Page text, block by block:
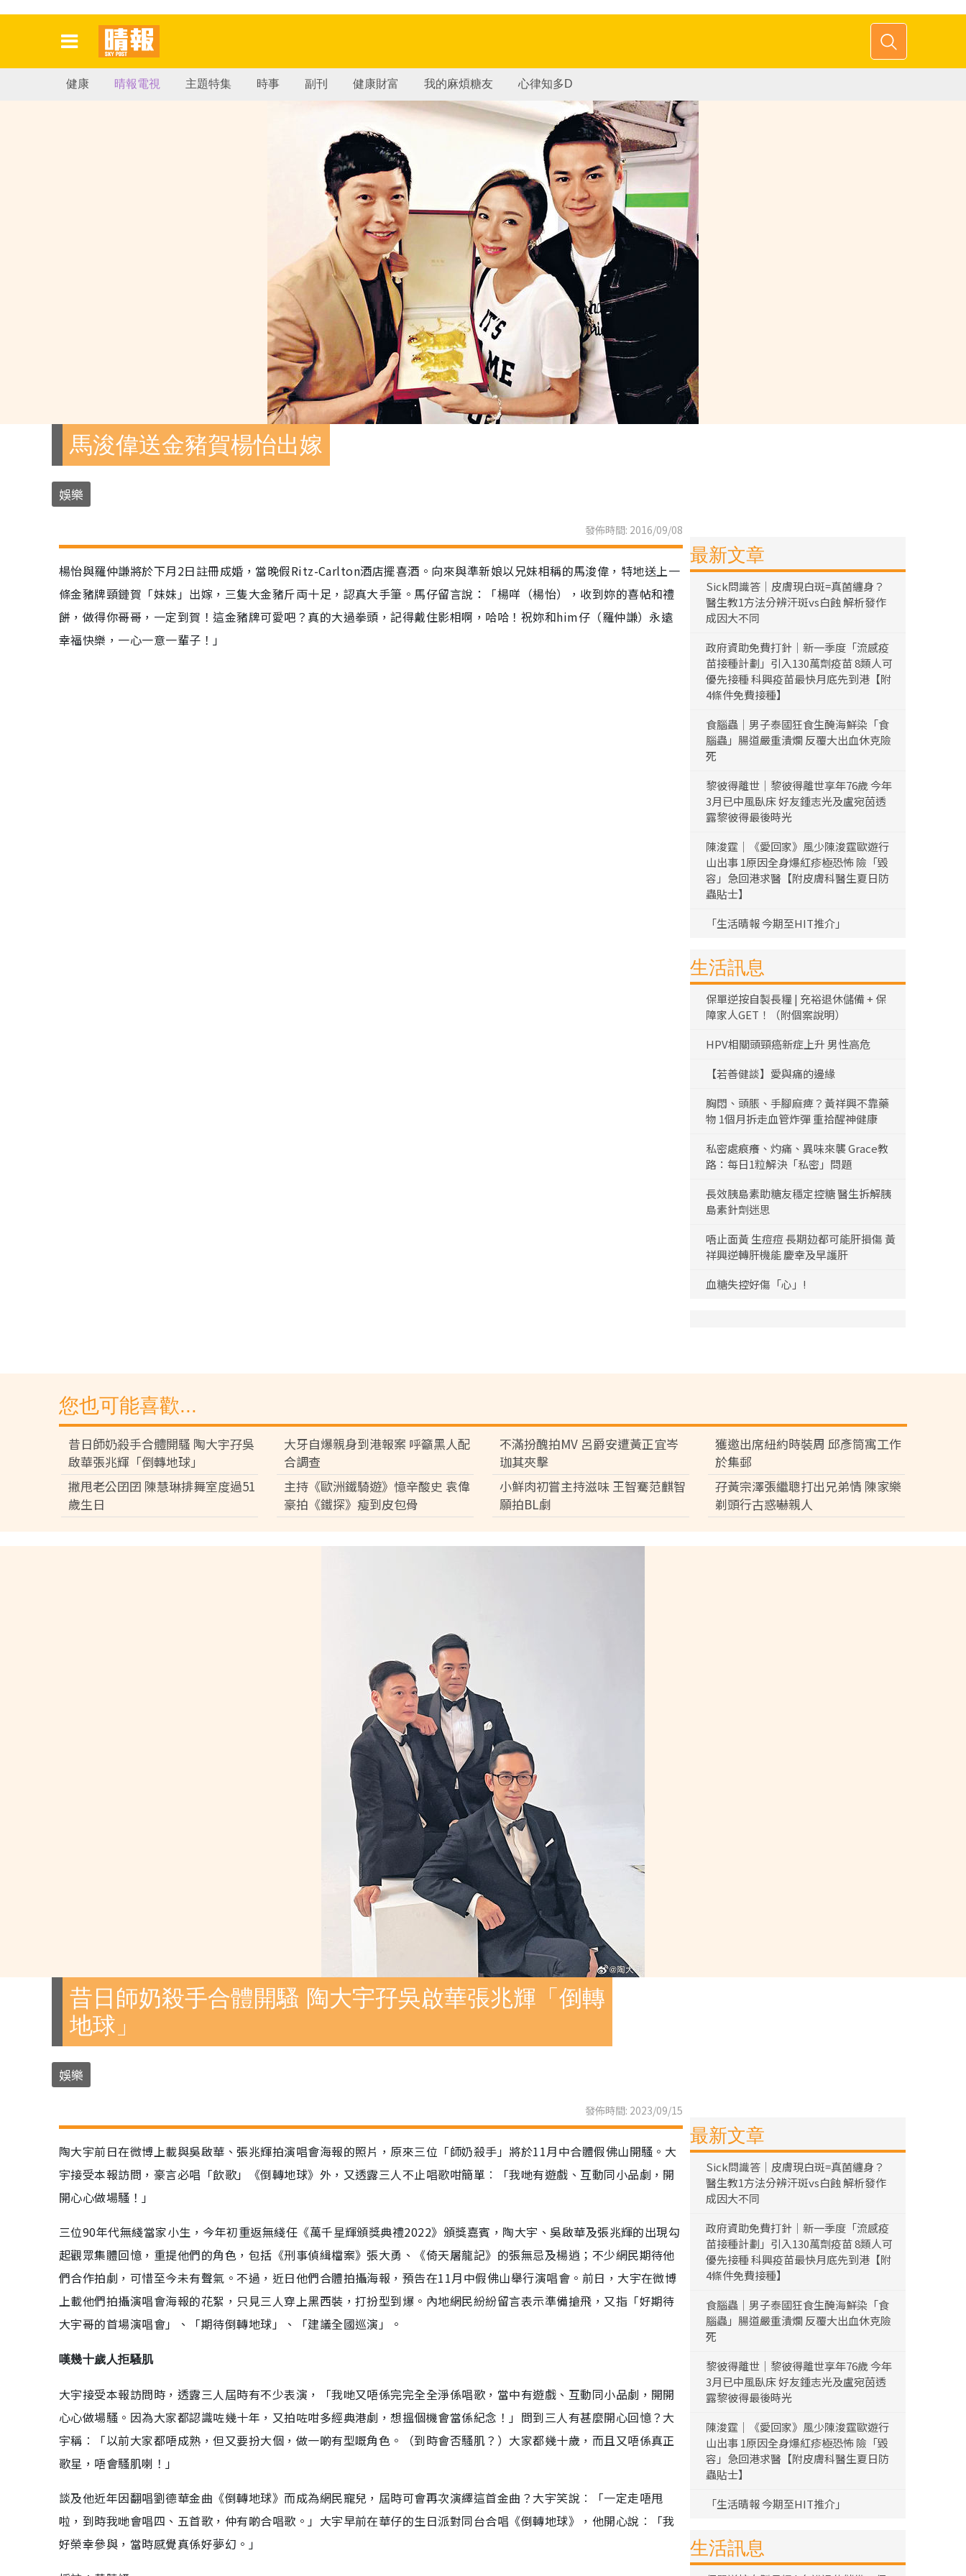
健康 晴報電視 主題特集 時事 副刊 健康財富 我的麻煩糖友 心律知多D
馬浚偉送金豬賀楊怡出嫁
娛樂
發佈時間: 2016/09/08
楊怡與羅仲謙將於下月2日註冊成婚，當晚假Ritz-Carlton酒店擺喜酒。向來與準新娘以兄妹相稱的馬浚偉，特地送上一
條金豬牌頸鏈賀「妹妹」出嫁，三隻大金豬斤両十足，認真大手筆。馬仔留言說：「楊咩（楊怡），收到妳的喜帖和禮
餅，做得你哥哥，一定到賀！這金豬牌可愛吧？真的大過拳頭，記得戴住影相啊，哈哈！祝妳和him仔（羅仲謙）永遠
幸福快樂，一心一意一輩子！」
最新文章
Sick問識答｜皮膚現白斑=真菌纏身？
醫生教1方法分辨汗斑vs白蝕 解析發作
成因大不同
政府資助免費打針｜新一季度「流感疫
苗接種計劃」引入130萬劑疫苗 8類人可
優先接種 科興疫苗最快月底先到港【附
4條件免費接種】
食腦蟲｜男子泰國狂食生醃海鮮染「食
腦蟲」腸道嚴重潰爛 反覆大出血休克險
死
黎彼得離世｜黎彼得離世享年76歲 今年
3月已中風臥床 好友鍾志光及盧宛茵透
露黎彼得最後時光
陳浚霆｜《愛回家》風少陳浚霆歐遊行
山出事 1原因全身爆紅疹極恐怖 險「毀
容」急回港求醫【附皮膚科醫生夏日防
蟲貼士】
「生活晴報 今期至HIT推介」
生活訊息
保單逆按自製長糧 | 充裕退休儲備 + 保
障家人GET！（附個案說明）
HPV相關頭頸癌新症上升 男性高危
【若善健談】愛與痛的邊緣
胸悶、頭脹、手腳麻痺？黃祥興不靠藥
物 1個月拆走血管炸彈 重拾醒神健康
私密處痕癢、灼痛、異味來襲 Grace教
路：每日1粒解決「私密」問題
長效胰島素助糖友穩定控糖 醫生拆解胰
島素針劑迷思
唔止面黃 生痘痘 長期攰都可能肝損傷 黃
祥興逆轉肝機能 慶幸及早護肝
血糖失控好傷「心」!
您也可能喜歡...
昔日師奶殺手合體開騷 陶大宇孖吳
啟華張兆輝「倒轉地球」
大牙自爆親身到港報案 呼籲黑人配
合調查
不滿扮醜拍MV 呂爵安遭黃正宜岑
珈其夾擊
獲邀出席紐約時裝周 邱彥筒寓工作
於集郵
撇甩老公囝囝 陳慧琳排舞室度過51
歲生日
主持《歐洲鐵騎遊》憶辛酸史 袁偉
豪拍《鐵探》瘦到皮包骨
小鮮肉初嘗主持滋味 王智騫范麒智
願拍BL劇
孖黃宗澤張繼聰打出兄弟情 陳家樂
剃頭行古惑嚇親人
昔日師奶殺手合體開騷 陶大宇孖吳啟華張兆輝「倒轉
地球」
娛樂
發佈時間: 2023/09/15
陶大宇前日在微博上載與吳啟華、張兆輝拍演唱會海報的照片，原來三位「師奶殺手」將於11月中合體假佛山開騷。大
宇接受本報訪問，豪言必唱「飲歌」《倒轉地球》外，又透露三人不止唱歌咁簡單︰「我哋有遊戲、互動同小品劇，開
開心心做場騷！」
三位90年代無綫當家小生，今年初重返無綫任《萬千星輝頒獎典禮2022》頒獎嘉賓，陶大宇、吳啟華及張兆輝的出現勾
起觀眾集體回憶，重提他們的角色，包括《刑事偵緝檔案》張大勇、《倚天屠龍記》的張無忌及楊逍；不少網民期待他
們合作拍劇，可惜至今未有聲氣。不過，近日他們合體拍攝海報，預告在11月中假佛山舉行演唱會。前日，大宇在微博
上載他們拍攝演唱會海報的花絮，只見三人穿上黑西裝，打扮型到爆。內地網民紛紛留言表示準備搶飛，又指「好期待
大宇哥的首場演唱會」、「期待倒轉地球」、「建議全國巡演」。
嘆幾十歲人拒騷肌
大宇接受本報訪問時，透露三人屆時有不少表演，「我哋又唔係完完全全淨係唱歌，當中有遊戲、互動同小品劇，開開
心心做場騷。因為大家都認識咗幾十年，又拍咗咁多經典港劇，想搵個機會當係紀念！」問到三人有甚麼開心回憶？大
宇稱︰「以前大家都唔成熟，但又要扮大個，做一啲有型嘅角色。（到時會否騷肌？）大家都幾十歲，而且又唔係真正
歌星，唔會騷肌喇！」
談及他近年因翻唱劉德華金曲《倒轉地球》而成為網民寵兒，屆時可會再次演繹這首金曲？大宇笑說︰「一定走唔甩
啦，到時我哋會唱四、五首歌，仲有啲合唱歌。」大宇早前在華仔的生日派對同台合唱《倒轉地球》，他開心說︰「我
好榮幸參與，當時感覺真係好夢幻。」
最新文章
Sick問識答｜皮膚現白斑=真菌纏身？
醫生教1方法分辨汗斑vs白蝕 解析發作
成因大不同
政府資助免費打針｜新一季度「流感疫
苗接種計劃」引入130萬劑疫苗 8類人可
優先接種 科興疫苗最快月底先到港【附
4條件免費接種】
食腦蟲｜男子泰國狂食生醃海鮮染「食
腦蟲」腸道嚴重潰爛 反覆大出血休克險
死
黎彼得離世｜黎彼得離世享年76歲 今年
3月已中風臥床 好友鍾志光及盧宛茵透
露黎彼得最後時光
陳浚霆｜《愛回家》風少陳浚霆歐遊行
山出事 1原因全身爆紅疹極恐怖 險「毀
容」急回港求醫【附皮膚科醫生夏日防
蟲貼士】
「生活晴報 今期至HIT推介」
生活訊息